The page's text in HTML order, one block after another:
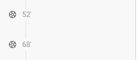
52'
68'